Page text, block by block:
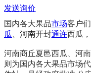
发送询价
国内各大果品市场客户
瓜
河南开封通许西瓜，
河南商丘夏邑西瓜、河
则为国内各大果品市场